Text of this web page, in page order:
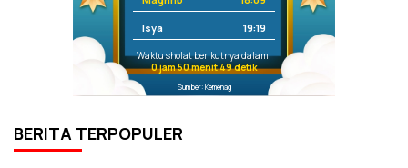
Isya 19:19
Waktu sholat berikutnya dalam:
0 jam 50 menit 49 detik
Sumber: Kemenag
BERITA TERPOPULER